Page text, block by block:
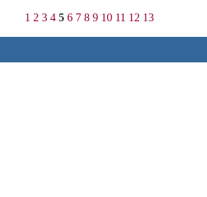
1 2 3 4 5 6 7 8 9 10 11 12 13